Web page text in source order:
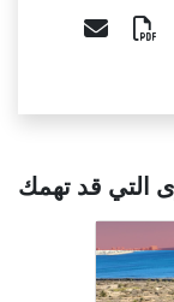
التي قد تهمك